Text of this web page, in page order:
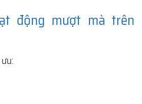
động mượt mà trên